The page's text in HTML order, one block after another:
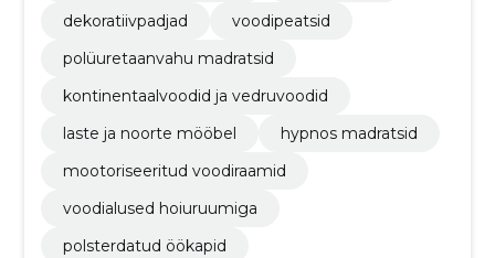
dekoratiivpadjad
voodipeatsid
polüuretaanvahu madratsid
kontinentaalvoodid ja vedruvoodid
laste ja noorte mööbel
hypnos madratsid
mootoriseeritud voodiraamid
voodialused hoiuruumiga
polsterdatud öökapid